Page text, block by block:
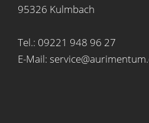
95326 Kulmbach
Tel.: 09221 948 96 27
E-Mail: